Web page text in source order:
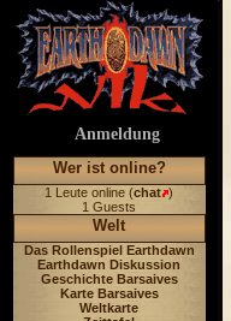
Anmeldung
Wer ist online?
1 Leute online (chat )
1 Guests
Welt
Das Rollenspiel Earthdawn
Earthdawn Diskussion
Geschichte Barsaives
Karte Barsaives
Weltkarte